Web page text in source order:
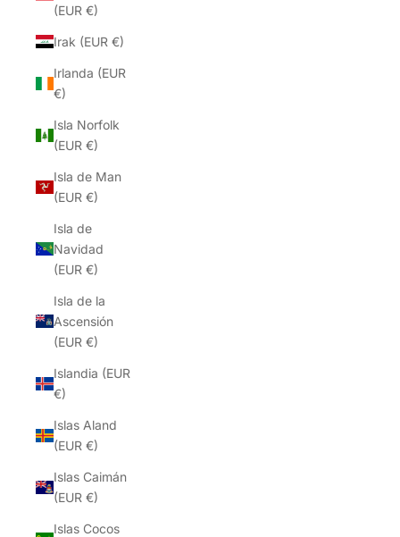
(EUR €)
Irak (EUR €)
Irlanda (EUR
€)
Isla Norfolk
(EUR €)
Isla de Man
(EUR €)
Isla de
Navidad
(EUR €)
Isla de la
Ascensión
(EUR €)
Islandia (EUR
€)
Islas Aland
(EUR €)
Islas Caimán
(EUR €)
Islas Cocos